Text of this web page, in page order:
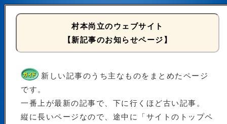
村本尚立のウェブサイト
【新記事のお知らせページ】
新しい記事のうち主なものをまとめたページ
です。
一番上が最新の記事で、下に行くほど古い記事。
縦に長いページなので、途中に「サイトのトップペ